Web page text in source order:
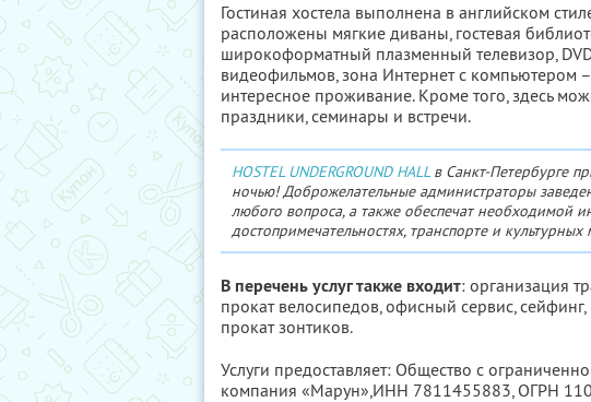
Гостиная хостела выполнена в английском
расположены мягкие диваны, гостевая
широкоформатный плазменный телевизор,
видеофильмов, зона Интернет с компьютером
интересное проживание. Кроме того, здесь
праздники, семинары и встречи.
HOSTEL UNDERGROUND HALLв Санкт-Петербурге
ночью! Доброжелательные администраторы
любого вопроса, а также обеспечат необходимой
достопримечательностях, транспорте и
В перечень услуг также входит: организация
прокат велосипедов, офисный сервис,
прокат зонтиков.
Услуги предоставляет: Общество с
компания «Марун»,ИНН 7811455883, ОГРН